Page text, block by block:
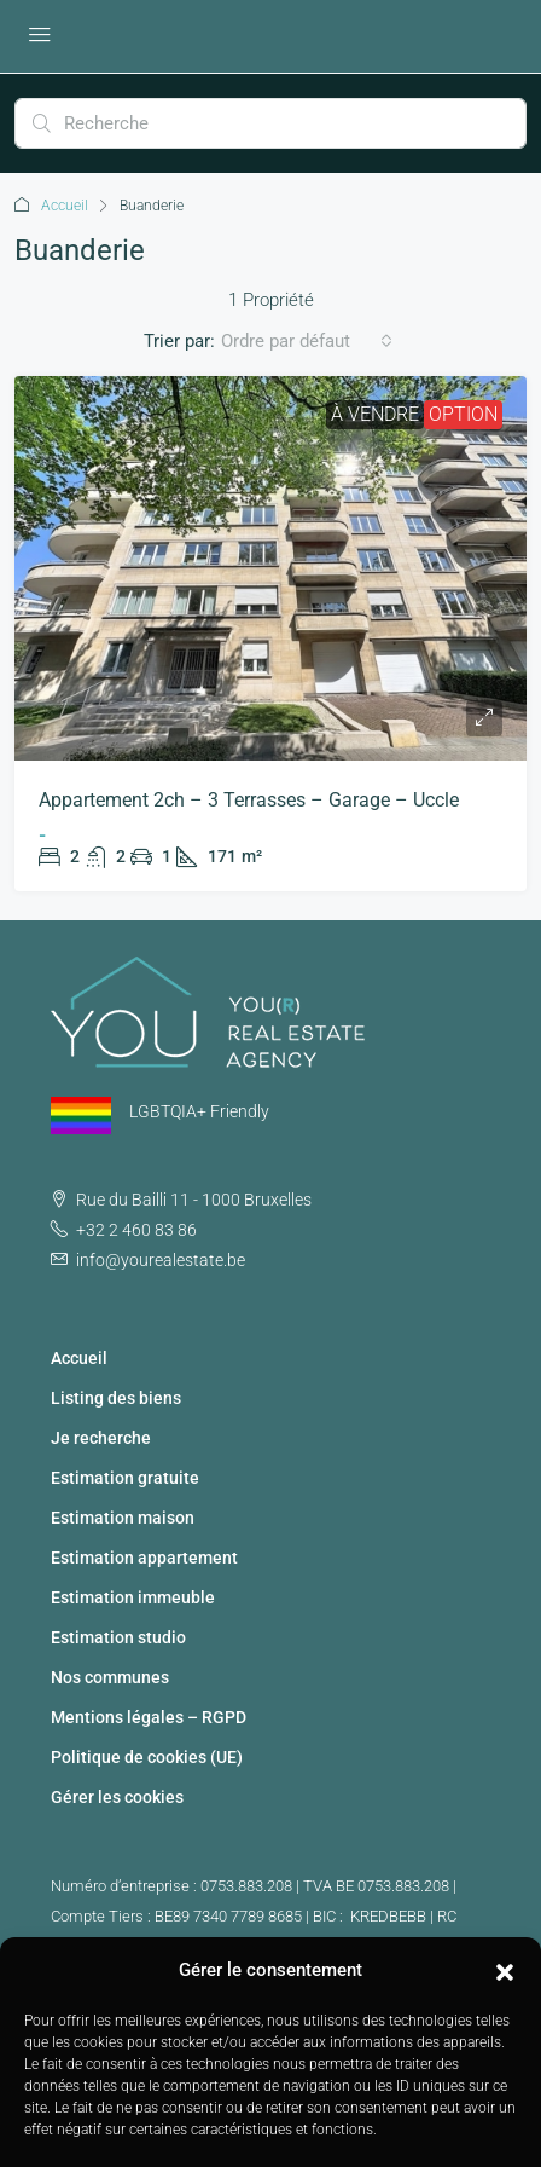
Gérer le consentement
Pour offrir les meilleures expériences, nous utilisons des technologies telles
que les cookies pour stocker et/ou accéder aux informations des appareils.
Le fait de consentir à ces technologies nous permettra de traiter des
données telles que le comportement de navigation ou les ID uniques sur ce
site. Le fait de ne pas consentir ou de retirer son consentement peut avoir un
effet négatif sur certaines caractéristiques et fonctions.
Accueil Buanderie
Buanderie
1 Propriété
Trier par: Ordre par défaut
À VENDRE OPTION
Appartement 2ch – 3 Terrasses – Garage – Uccle
-
2 2 1 171 m²
LGBTQIA+ Friendly
Rue du Bailli 11 - 1000 Bruxelles
+32 2 460 83 86
info@yourealestate.be
Accueil
Listing des biens
Je recherche
Estimation gratuite
Estimation maison
Estimation appartement
Estimation immeuble
Estimation studio
Nos communes
Mentions légales – RGPD
Politique de cookies (UE)
Gérer les cookies
Numéro d’entreprise : 0753.883.208 | TVA BE 0753.883.208 |
Compte Tiers : BE89 7340 7789 8685 | BIC : KREDBEBB | RC
IPI 510.425 – IPI 509.754 – IPI 512.791 – IPI : 520.171
IPI 519.992 (stagiaire)
Soumis au
code de déontologie IPI : http://ipi.be
Instance de
contrôle : IPI –Rue du Luxembourg 16B 1000 Bruxelles –